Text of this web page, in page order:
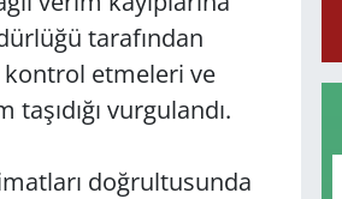
tarafından
kontrol etmeleri ve
vurgulandı.
doğrultusunda